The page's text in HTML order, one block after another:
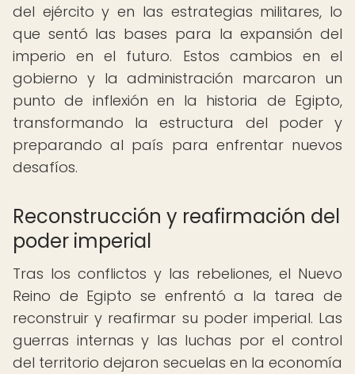
del ejército y en las estrategias militares, lo
que sentó las bases para la expansión del
imperio en el futuro. Estos cambios en el
gobierno y la administración marcaron un
punto de inflexión en la historia de Egipto,
transformando la estructura del poder y
preparando al país para enfrentar nuevos
desafíos.
Reconstrucción y reafirmación del
poder imperial
Tras los conflictos y las rebeliones, el Nuevo
Reino de Egipto se enfrentó a la tarea de
reconstruir y reafirmar su poder imperial. Las
guerras internas y las luchas por el control
del territorio dejaron secuelas en la economía